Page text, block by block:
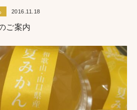
2016.11.18
ご案内